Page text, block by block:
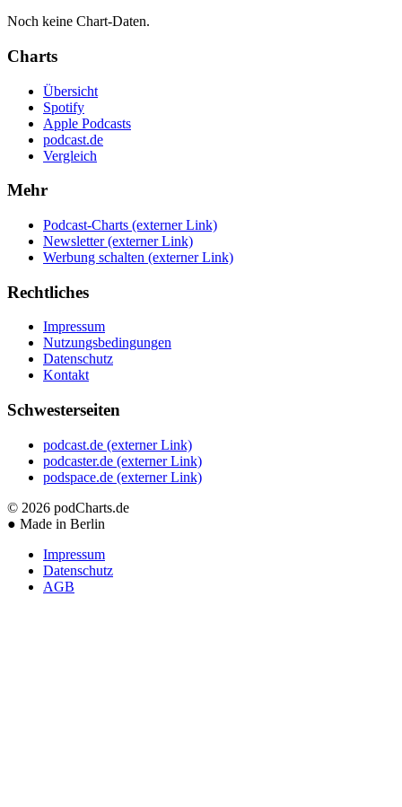
Noch keine Chart-Daten.
Charts
Übersicht
Spotify
Apple Podcasts
podcast.de
Vergleich
Mehr
Podcast-Charts (externer Link)
Newsletter (externer Link)
Werbung schalten (externer Link)
Rechtliches
Impressum
Nutzungsbedingungen
Datenschutz
Kontakt
Schwesterseiten
podcast.de (externer Link)
podcaster.de (externer Link)
podspace.de (externer Link)
© 2026 podCharts.de
● Made in Berlin
Impressum
Datenschutz
AGB